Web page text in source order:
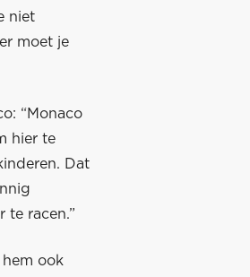
niet
moet je
“Monaco
hier te
Dat
te racen.”
hem ook